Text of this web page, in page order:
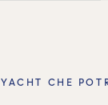
YACHT CHE